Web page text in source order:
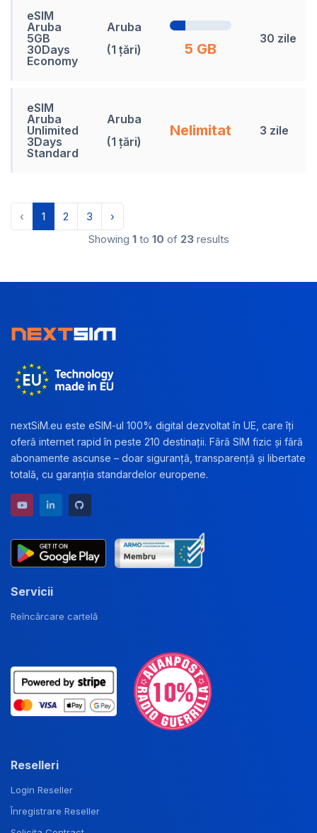
eSIM
Aruba
5GB
30Days
Economy
Aruba
(1 țări)
5 GB
30 zile
eSIM
Aruba
Unlimited
3Days
Standard
Aruba
(1 țări)
Nelimitat 3 zile
‹ 1 2 3
›
Showing 1 to 10 of 23 results
nextSiM.eu este eSIM-ul 100% digital dezvoltat în UE, care îți
oferă internet rapid în peste 210 destinații. Fără SIM fizic și fără
abonamente ascunse – doar siguranță, transparență și libertate
totală, cu garanția standardelor europene.
YouTube channel
LinkedIn profile
Servicii
Reîncărcare cartelă
Reselleri
Login Reseller
Înregistrare Reseller